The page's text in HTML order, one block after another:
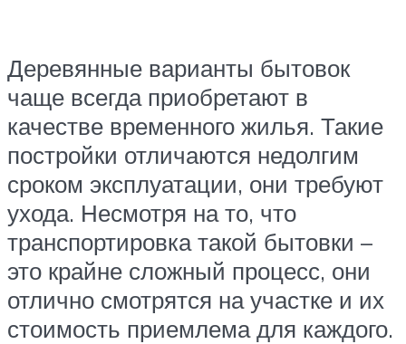
Деревянные варианты бытовок
чаще всегда приобретают в
качестве временного жилья. Такие
постройки отличаются недолгим
сроком эксплуатации, они требуют
ухода. Несмотря на то, что
транспортировка такой бытовки –
это крайне сложный процесс, они
отлично смотрятся на участке и их
стоимость приемлема для каждого.